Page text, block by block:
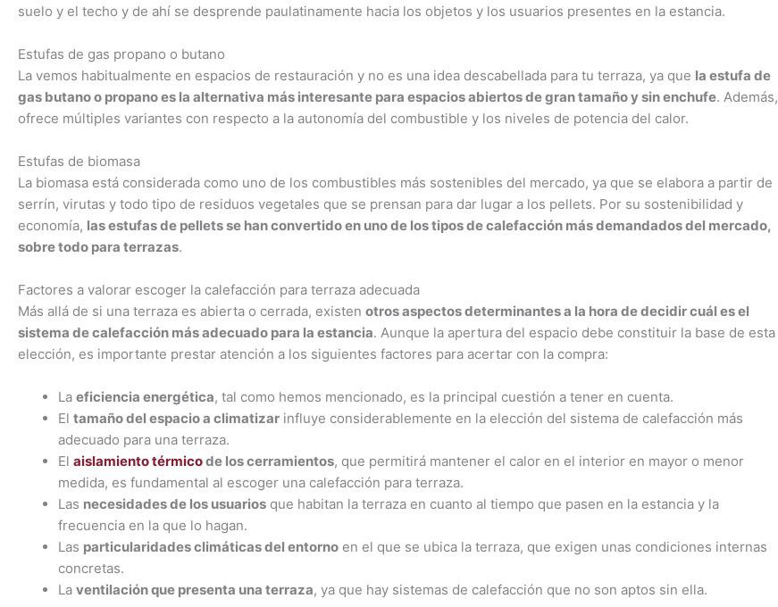
suelo y el techo y de ahí se desprende paulatinamente hacia los objetos y los usuarios presentes en la estancia.
Estufas de gas propano o butano
La vemos habitualmente en espacios de restauración y no es una idea descabellada para tu terraza, ya que la estufa de
gas butano o propano es la alternativa más interesante para espacios abiertos de gran tamaño y sin enchufe. Además,
ofrece múltiples variantes con respecto a la autonomía del combustible y los niveles de potencia del calor.
Estufas de biomasa
La biomasa está considerada como uno de los combustibles más sostenibles del mercado, ya que se elabora a partir de
serrín, virutas y todo tipo de residuos vegetales que se prensan para dar lugar a los pellets. Por su sostenibilidad y
economía, las estufas de pellets se han convertido en uno de los tipos de calefacción más demandados del mercado,
sobre todo para terrazas.
Factores a valorar escoger la calefacción para terraza adecuada
Más allá de si una terraza es abierta o cerrada, existen otros aspectos determinantes a la hora de decidir cuál es el
sistema de calefacción más adecuado para la estancia. Aunque la apertura del espacio debe constituir la base de esta
elección, es importante prestar atención a los siguientes factores para acertar con la compra:
La eficiencia energética, tal como hemos mencionado, es la principal cuestión a tener en cuenta.
El tamaño del espacio a climatizar influye considerablemente en la elección del sistema de calefacción más
adecuado para una terraza.
El aislamiento térmicode los cerramientos, que permitirá mantener el calor en el interior en mayor o menor
medida, es fundamental al escoger una calefacción para terraza.
Las necesidades de los usuarios que habitan la terraza en cuanto al tiempo que pasen en la estancia y la
frecuencia en la que lo hagan.
Las particularidades climáticas del entorno en el que se ubica la terraza, que exigen unas condiciones internas
concretas.
La ventilación que presenta una terraza, ya que hay sistemas de calefacción que no son aptos sin ella.